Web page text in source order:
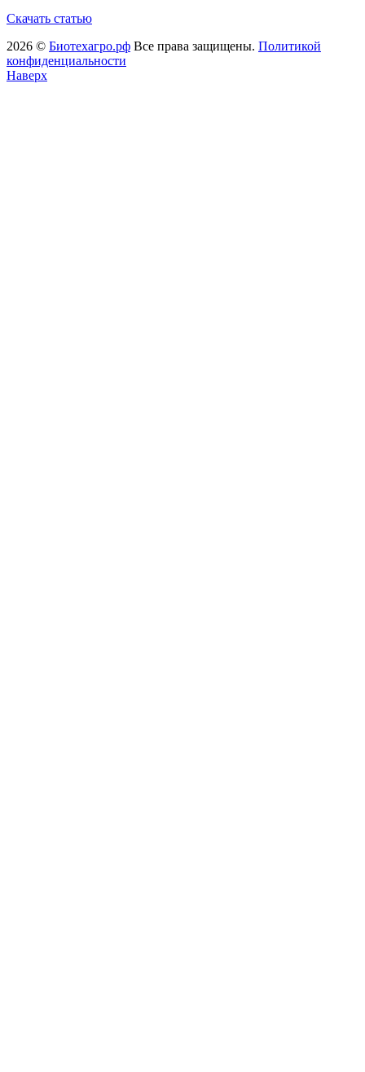
Скачать статью
2026 © Биотехагро.рф Все права защищены. Политикой
конфиденциальности
Наверх